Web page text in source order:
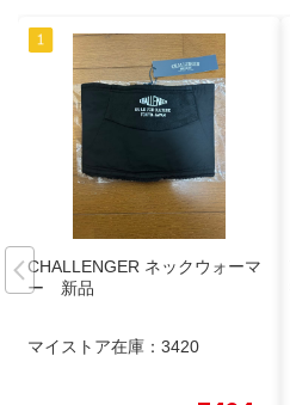
CHALLENGER ネックウォーマ
ー 新品
マイストア在庫： 3420